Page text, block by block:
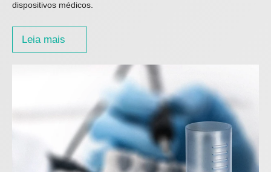
dispositivos médicos.
Leia mais